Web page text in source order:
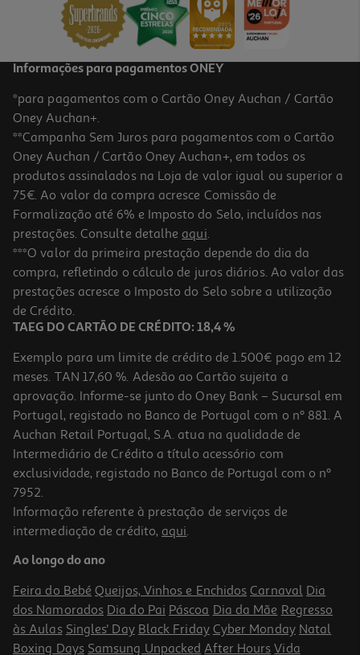
Pato Tubbz Mini Wicked Dorothy Gale
8.99 €/un
8,99 €
Pato Tubbz Bebop
24.99 €/un
24,99 €
Informações para pagamentos ONEY
*para pagamentos com o Cartão Oney Auchan / Cartão
Oney Auchan+.
**Campanha Sem Juros para pagamentos com o Cartão
Oney Auchan / Cartão Oney Auchan+, em todos os
produtos assinalados na Loja de valor igual ou superior a
75€. Ao valor da compra acresce Comissão de
Formalização até 6% e Imposto do Selo, incluídos nas
prestações. Consulte detalhe aqui.
***O valor da primeira prestação depende do dia da
compra, refletindo o cálculo de juros diários. Ao valor das
prestações acresce o Imposto do Selo sobre a utilização
de Crédito.
TAEG DO CARTÃO DE CRÉDITO: 18,4 %
Exemplo para um limite de crédito de 1.500€ pago em 12
meses. TAN 17,60 %. Adesão ao Cartão sujeita a
aprovação. Informe-se junto do Oney Bank – Sucursal em
Portugal, registado no Banco de Portugal com o nº 881. A
Auchan Retail Portugal, S.A. atua na qualidade de
Intermediário de Crédito a título acessório com
exclusividade, registado no Banco de Portugal com o nº
7952.
Informação referente à prestação de serviços de
intermediação de crédito, aqui.
Ao longo do ano
Feira do Bebé Queijos, Vinhos e Enchidos Carnaval Dia
dos Namorados Dia do Pai Páscoa Dia da Mãe Regresso
às Aulas Singles' Day Black Friday Cyber Monday Natal
Boxing Days Samsung Unpacked After Hours Vida